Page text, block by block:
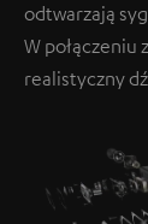
odtwarzają
W połączeniu
realistyczny